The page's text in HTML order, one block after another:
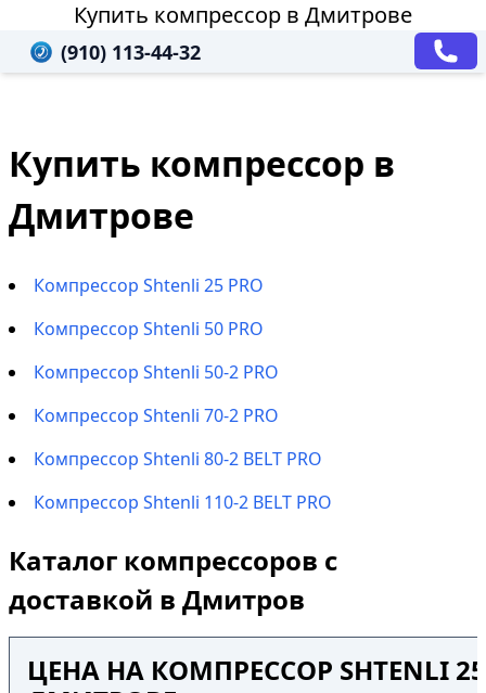
Купить компрессор в Дмитрове
(910) 113-44-32
Купить компрессор в
Дмитрове
Компрессор Shtenli 25 PRO
Компрессор Shtenli 50 PRO
Компрессор Shtenli 50-2 PRO
Компрессор Shtenli 70-2 PRO
Компрессор Shtenli 80-2 BELT PRO
Компрессор Shtenli 110-2 BELT PRO
Каталог компрессоров с
доставкой в Дмитров
ЦЕНА НА КОМПРЕССОР SHTENLI 25